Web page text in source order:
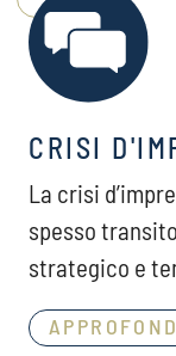
CRISI
La crisi
spesso
strategico e